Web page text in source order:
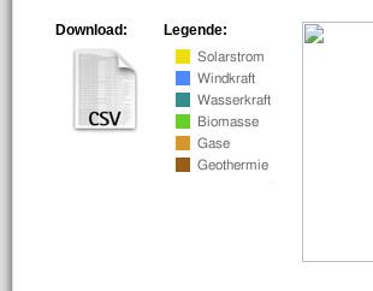
Legende:
Download: